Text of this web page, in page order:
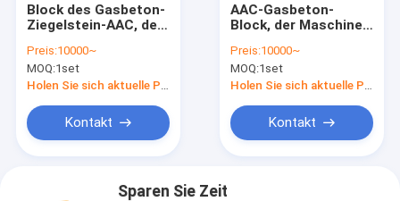
Block des Gasbeton-
Ziegelstein-AAC, der
Preis:10000~
MOQ:1set
Holen Sie sich aktuelle Preis
Kontakt
AAC-Gasbeton-
Block, der Maschine
Material herstellt
Preis:10000~
MOQ:1set
Holen Sie sich aktuelle Preis
Kontakt
Sparen Sie Zeit